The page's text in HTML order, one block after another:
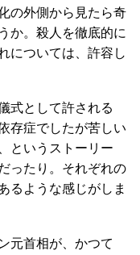
の外側から見たら奇
か。殺人を徹底的に
については、許容し
式として許される
存症でしたが苦しい
というストーリー
ったり。それぞれの
るような感じがしま
元首相が、かつて